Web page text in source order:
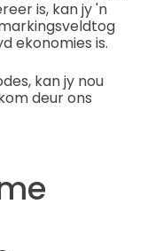
is, kan jy 'n
ekonomies is.
kan jy nou
deur ons